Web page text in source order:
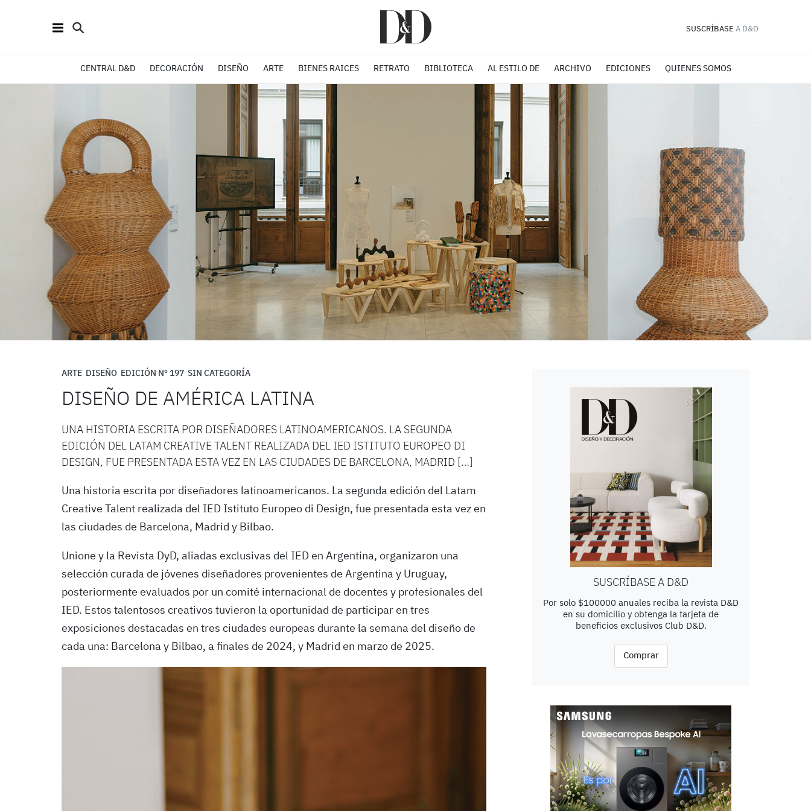
SUSCRÍBASE A D&D
CENTRAL D&D DECORACIÓN DISEÑO ARTE BIENES RAICES RETRATO BIBLIOTECA AL ESTILO DE ARCHIVO EDICIONES QUIENES SOMOS
ARTE DISEÑO EDICIÓN Nº 197 SIN CATEGORÍA
DISEÑO DE AMÉRICA LATINA
UNA HISTORIA ESCRITA POR DISEÑADORES LATINOAMERICANOS. LA SEGUNDA
EDICIÓN DEL LATAM CREATIVE TALENT REALIZADA DEL IED ISTITUTO EUROPEO DI
DESIGN, FUE PRESENTADA ESTA VEZ EN LAS CIUDADES DE BARCELONA, MADRID […]
Una historia escrita por diseñadores latinoamericanos. La segunda edición del Latam
Creative Talent realizada del IED Istituto Europeo di Design, fue presentada esta vez en
las ciudades de Barcelona, Madrid y Bilbao.
Unione y la Revista DyD, aliadas exclusivas del IED en Argentina, organizaron una
selección curada de jóvenes diseñadores provenientes de Argentina y Uruguay,
posteriormente evaluados por un comité internacional de docentes y profesionales del
IED. Estos talentosos creativos tuvieron la oportunidad de participar en tres
exposiciones destacadas en tres ciudades europeas durante la semana del diseño de
cada una: Barcelona y Bilbao, a finales de 2024, y Madrid en marzo de 2025.
SUSCRÍBASE A D&D
Por solo $100000 anuales reciba la revista D&D
en su domicilio y obtenga la tarjeta de
beneficios exclusivos Club D&D.
Comprar